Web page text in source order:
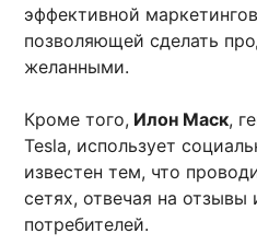
эффективной
позволяющей сделать
желанными.
Кроме того, Илон Маск,
Tesla, использует
известен тем, что
сетях, отвечая на
потребителей.